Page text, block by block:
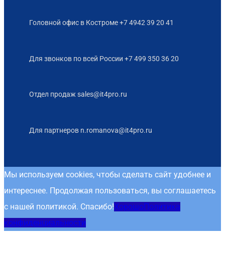
Головной офис в Костроме +7 4942 39 20 41
Для звонков по всей России +7 499 350 36 20
Отдел продаж sales@it4pro.ru
Для партнеров n.romanova@it4pro.ru
Мы используем cookies, чтобы сделать сайт удобнее и
интереснее. Продолжая пользоваться, вы соглашаетесь
с нашей политикой. Спасибо!ХорошоПолитика
конфиденциальности